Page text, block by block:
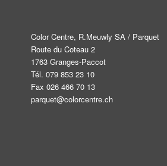
Color Centre, R.Meuwly SA / Parquet
Route du Coteau 2
1763 Granges-Paccot
Tél. 079 853 23 10
Fax 026 466 70 13
parquet@colorcentre.ch